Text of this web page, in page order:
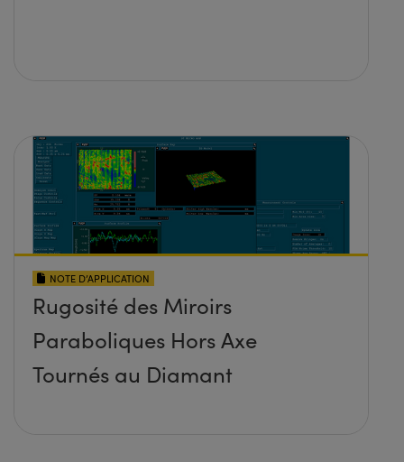
NOTE D’APPLICATION
Rugosité des Miroirs
Paraboliques Hors Axe
Tournés au Diamant